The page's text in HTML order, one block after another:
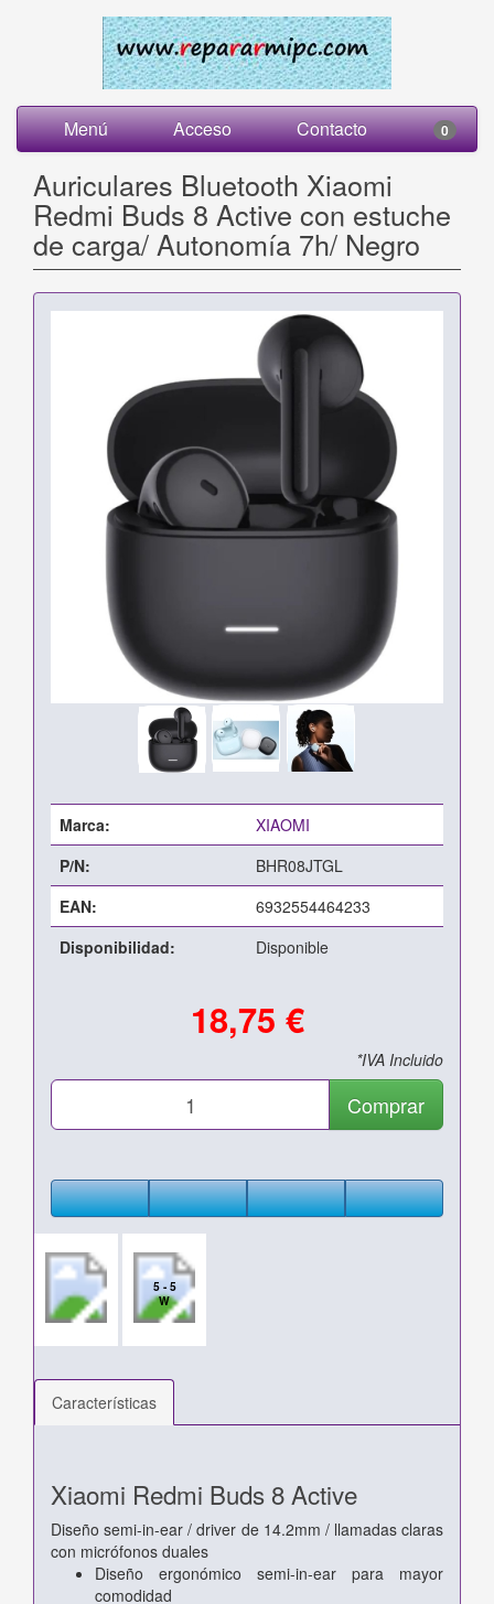
Menú Acceso Contacto 0
Auriculares Bluetooth Xiaomi
Redmi Buds 8 Active con estuche
de carga/ Autonomía 7h/ Negro
Marca:
XIAOMI
P/N:
BHR08JTGL
EAN:
6932554464233
Disponibilidad:
Disponible
18,75 €
*IVA Incluido
Comprar
5 - 5
W
Características
Xiaomi Redmi Buds 8 Active
Diseño semi-in-ear / driver de 14.2mm / llamadas claras
con micrófonos duales
Diseño ergonómico semi-in-ear para mayor
comodidad